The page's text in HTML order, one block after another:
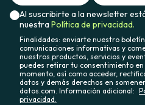
Al suscribirte a la newsletter
nuestraPolítica de privacidad.
Finalidades: enviarte nuestro
comunicaciones informativas y
nuestros productos, servicios y
puedes retirar tu consentimiento
momento, así como acceder,
datos y demás derechos en
datos.com. Información adicional:
privacidad.